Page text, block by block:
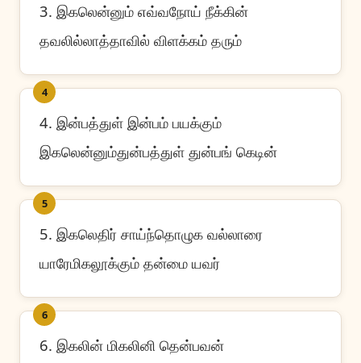
3. இகலென்னும் எவ்வநோய் நீக்கின்
தவலில்லாத்தாவில் விளக்கம் தரும்
4
4. இன்பத்துள் இன்பம் பயக்கும்
இகலென்னும்துன்பத்துள் துன்பங் கெடின்
5
5. இகலெதிர் சாய்ந்தொழுக வல்லாரை
யாரேமிகலூக்கும் தன்மை யவர்
6
6. இகலின் மிகலினி தென்பவன்